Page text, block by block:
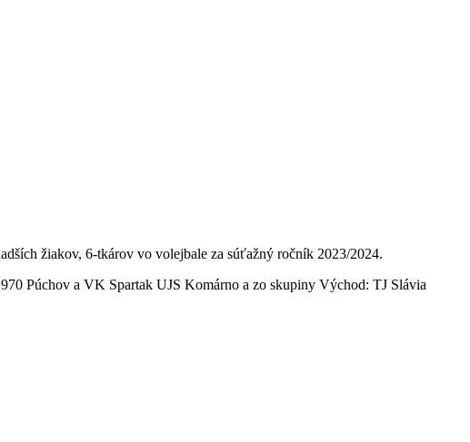
žiakov, 6-tkárov vo volejbale za súťažný ročník 2023/2024.
Púchov a VK Spartak UJS Komárno a zo skupiny Východ: TJ Slávia